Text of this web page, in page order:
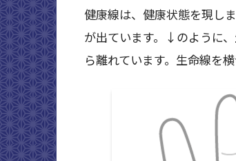
健康線は、健康状態を現し
が出ています。↓のように
ら離れています。生命線を